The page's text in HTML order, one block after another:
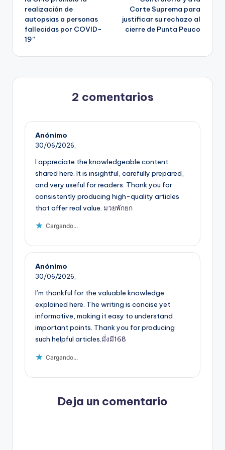
entradas
realización de
autopsias a personas
fallecidas por COVID-
19”
Corte Suprema para
justificar su rechazo al
cierre de Punta Peuco
2 comentarios
Anónimo
30/06/2026,
I appreciate the knowledgeable content
shared here. It is insightful, carefully prepared,
and very useful for readers. Thank you for
consistently producing high-quality articles
that offer real value. มวยพักยก
Cargando...
Anónimo
30/06/2026,
I’m thankful for the valuable knowledge
explained here. The writing is concise yet
informative, making it easy to understand
important points. Thank you for producing
such helpful articles.มั่งมี168
Cargando...
Deja un comentario